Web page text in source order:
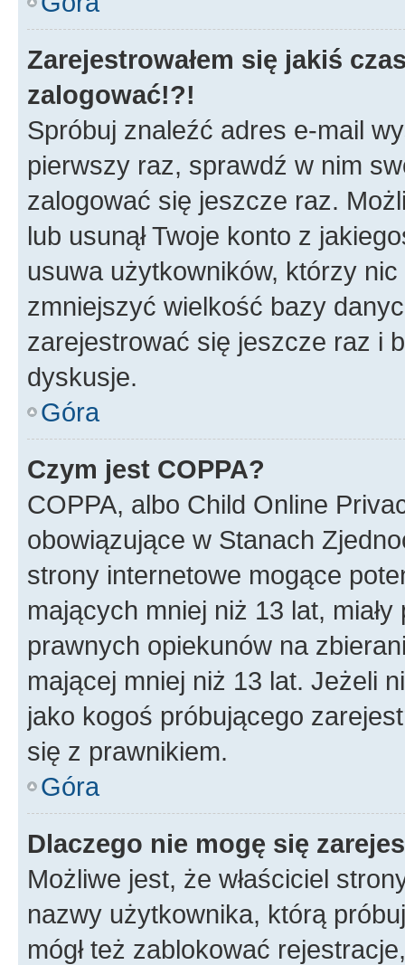
Zarejestrowałem się jakiś
zalogować!?!
Spróbuj znaleźć adres e-mail
pierwszy raz, sprawdź w nim
zalogować się jeszcze raz.
lub usunął Twoje konto z
usuwa użytkowników, którzy
zmniejszyć wielkość bazy
zarejestrować się jeszcze raz i
dyskusje.
Góra
Czym jest COPPA?
COPPA, albo Child Online
obowiązujące w Stanach
strony internetowe mogące
mających mniej niż 13 lat,
prawnych opiekunów na
mającej mniej niż 13 lat. Jeżeli
jako kogoś próbującego
się z prawnikiem.
Góra
Dlaczego nie mogę się
Możliwe jest, że właściciel
nazwy użytkownika, którą
mógł też zablokować